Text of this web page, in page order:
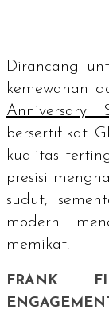
Dirancang
kemewahan
Anniversary
bersertifikat
kualitas
presisi
sudut,
modern
memikat.
FRANK